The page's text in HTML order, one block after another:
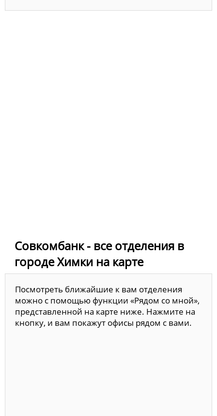
Совкомбанк - все отделения в
городе Химки на карте
Посмотреть ближайшие к вам отделения
можно с помощью функции «Рядом со мной»,
представленной на карте ниже. Нажмите на
кнопку, и вам покажут офисы рядом с вами.